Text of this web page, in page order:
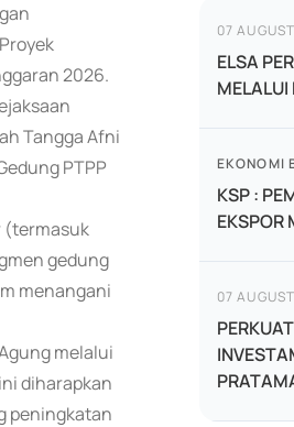
2026.
Tangga Afni
PTPP
(termasuk
gedung
menangani
melalui
diharapkan
peningkatan
07
ELSA
MELALUI
EKONOMI
KSP :
EKSPOR
07